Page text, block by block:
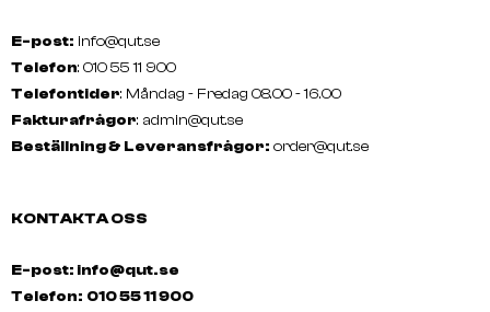
E-post: info@qut.se
Telefon: 010 55 11 900
Telefontider: Måndag - Fredag 08.00 - 16.00
Fakturafrågor: admin@qut.se
Beställning & Leveransfrågor: order@qut.se
KONTAKTA OSS
E-post: info@qut.se
Telefon: 010 55 11 900